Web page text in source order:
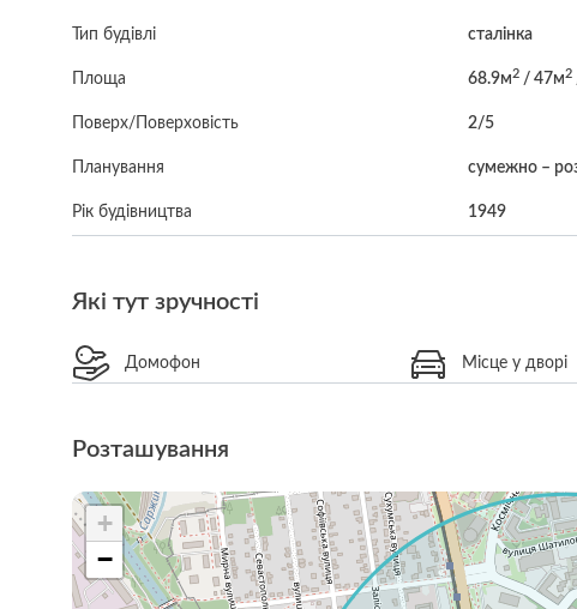
Тип будівлі сталінка
Площа 68.9м2/ 47м2
Поверх/Поверховість 2/5
Планування сумежно –
Рік будівництва 1949
Які тут зручності
Домофон Місце у дворі
Розташування
+
−